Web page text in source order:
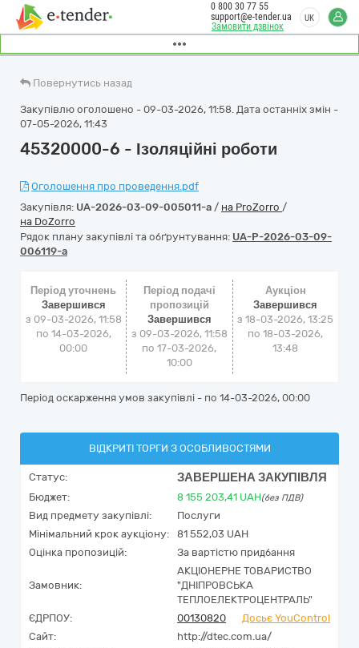
Замовити дзвінок
0 800 30 77 55
support@e-tender.ua
UK
Повернутись назад
Закупівлю оголошено - 09-03-2026, 11:58. Дата останніх змін -
07-05-2026, 11:43
45320000-6 - Ізоляційні роботи
Оголошення про проведення.pdf
Закупівля: UA-2026-03-09-005011-a / на ProZorro /
на DoZorro
Рядок плану закупівлі та обґрунтування: UA-P-2026-03-09-
006119-a
Період уточнень
Завершився
з 09-03-2026, 11:58
по 14-03-2026,
00:00
Період подачі
пропозицій
Завершився
з 09-03-2026, 11:58
по 17-03-2026,
10:00
Аукціон
Завершився
з18-03-2026, 13:25
по18-03-2026,
13:48
Період оскарження умов закупівлі - по 14-03-2026, 00:00
ВІДКРИТІ ТОРГИ З ОСОБЛИВОСТЯМИ
Статус: ЗАВЕРШЕНА ЗАКУПІВЛЯ
Бюджет: 8 155 203,41 UAH(без ПДВ)
Вид предмету закупівлі:
Послуги
Мінімальний крок аукціону:
81 552,03 UAH
Оцінка пропозицій:
За вартістю придбання
Замовник:
АКЦІОНЕРНЕ ТОВАРИСТВО
"ДНІПРОВСЬКА
ТЕПЛОЕЛЕКТРОЦЕНТРАЛЬ"
ЄДРПОУ:
00130820
Досьє YouControl
Сайт:
http://dtec.com.ua/